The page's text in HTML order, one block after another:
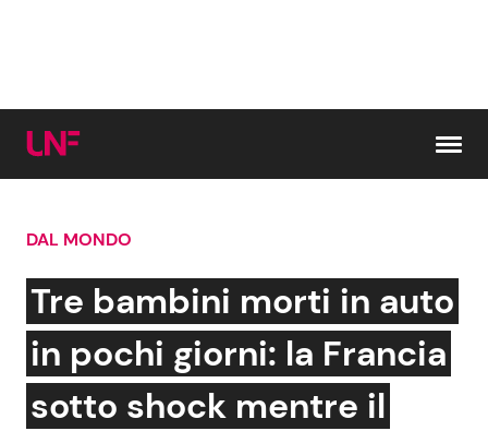
Cerca:
News e Cronaca
Attualità Italiana
Gossip e TV
Bellezze VIP
DAL MONDO
Tre bambini morti in auto
in pochi giorni: la Francia
sotto shock mentre il